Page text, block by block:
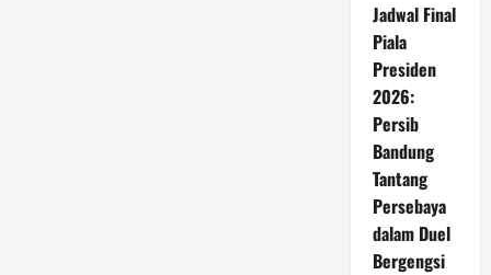
Jadwal Final
Piala
Presiden
2026:
Persib
Bandung
Tantang
Persebaya
dalam Duel
Bergengsi